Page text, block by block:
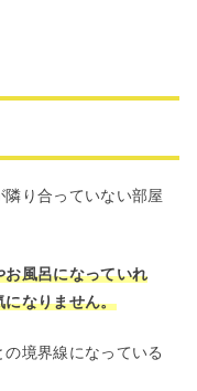
り合っていない部屋
風呂になっていれ
になりません。
境界線になっている